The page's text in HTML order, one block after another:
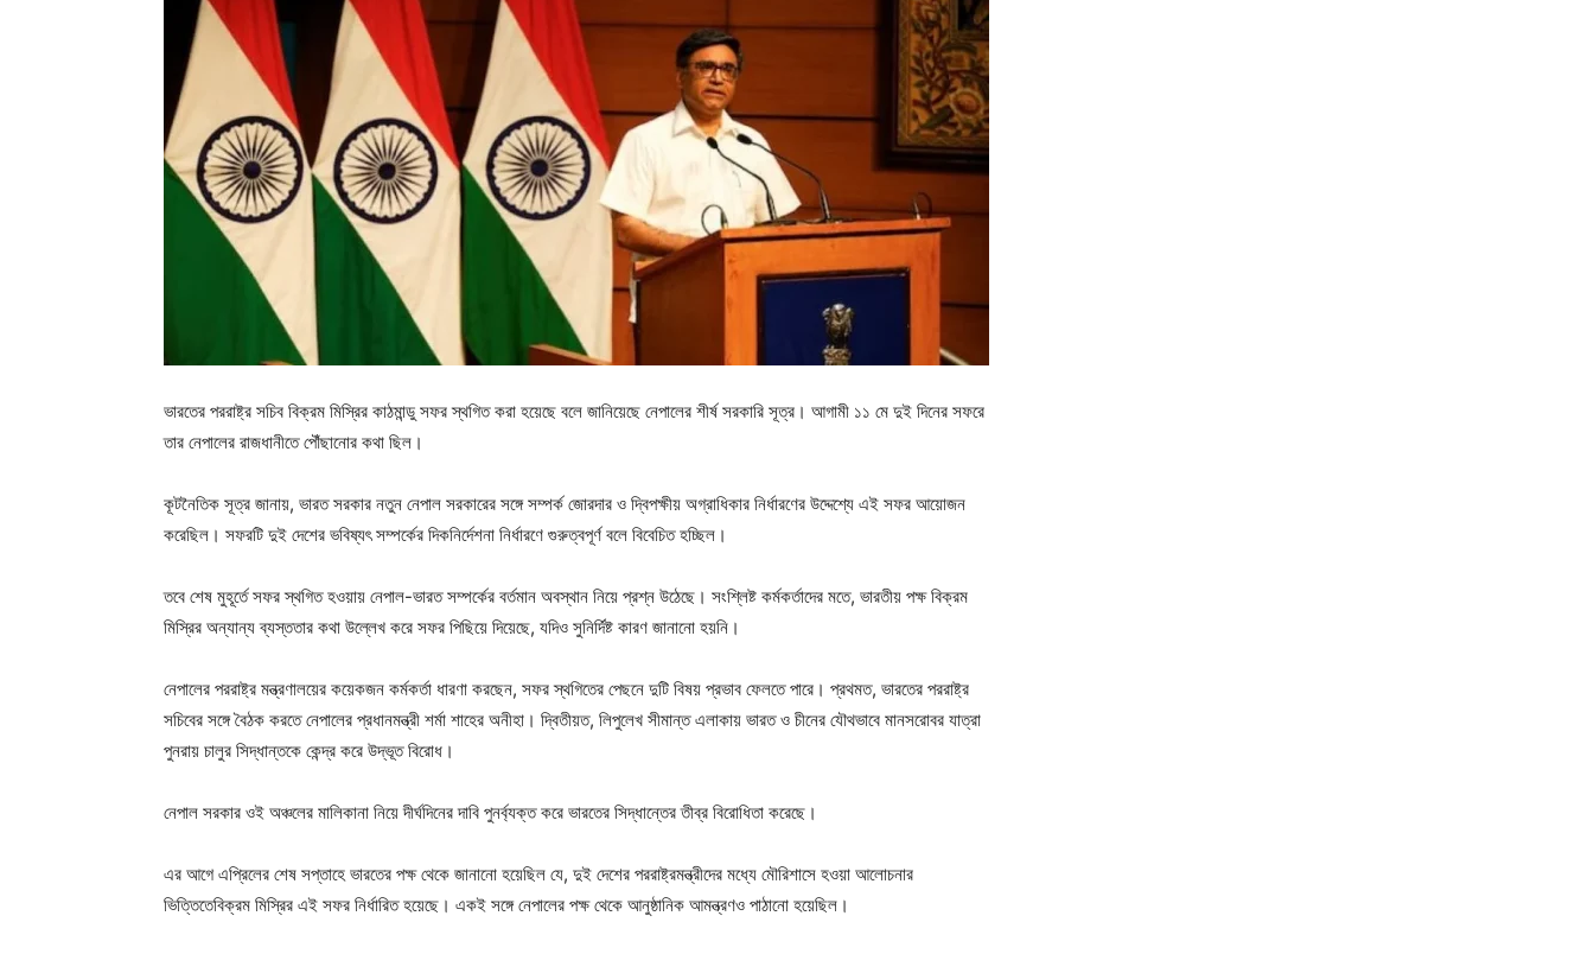
ভারতের পররাষ্ট্র সচিব বিক্রম মিস্রির কাঠমান্ডু সফর স্থগিত করা হয়েছে বলে জানিয়েছে নেপালের শীর্ষ সরকারি সূত্র। আগামী ১১ মে দুই দিনের সফরে
তার নেপালের রাজধানীতে পৌঁছানোর কথা ছিল।
কূটনৈতিক সূত্র জানায়, ভারত সরকার নতুন নেপাল সরকারের সঙ্গে সম্পর্ক জোরদার ও দ্বিপক্ষীয় অগ্রাধিকার নির্ধারণের উদ্দেশ্যে এই সফর আয়োজন
করেছিল। সফরটি দুই দেশের ভবিষ্যৎ সম্পর্কের দিকনির্দেশনা নির্ধারণে গুরুত্বপূর্ণ বলে বিবেচিত হচ্ছিল।
তবে শেষ মুহূর্তে সফর স্থগিত হওয়ায় নেপাল-ভারত সম্পর্কের বর্তমান অবস্থান নিয়ে প্রশ্ন উঠেছে। সংশ্লিষ্ট কর্মকর্তাদের মতে, ভারতীয় পক্ষ বিক্রম
মিস্রির অন্যান্য ব্যস্ততার কথা উল্লেখ করে সফর পিছিয়ে দিয়েছে, যদিও সুনির্দিষ্ট কারণ জানানো হয়নি।
নেপালের পররাষ্ট্র মন্ত্রণালয়ের কয়েকজন কর্মকর্তা ধারণা করছেন, সফর স্থগিতের পেছনে দুটি বিষয় প্রভাব ফেলতে পারে। প্রথমত, ভারতের পররাষ্ট্র
সচিবের সঙ্গে বৈঠক করতে নেপালের প্রধানমন্ত্রী শর্মা শাহের অনীহা। দ্বিতীয়ত, লিপুলেখ সীমান্ত এলাকায় ভারত ও চীনের যৌথভাবে মানসরোবর যাত্রা
পুনরায় চালুর সিদ্ধান্তকে কেন্দ্র করে উদ্ভূত বিরোধ।
নেপাল সরকার ওই অঞ্চলের মালিকানা নিয়ে দীর্ঘদিনের দাবি পুনর্ব্যক্ত করে ভারতের সিদ্ধান্তের তীব্র বিরোধিতা করেছে।
এর আগে এপ্রিলের শেষ সপ্তাহে ভারতের পক্ষ থেকে জানানো হয়েছিল যে, দুই দেশের পররাষ্ট্রমন্ত্রীদের মধ্যে মৌরিশাসে হওয়া আলোচনার
ভিত্তিতেবিক্রম মিস্রির এই সফর নির্ধারিত হয়েছে। একই সঙ্গে নেপালের পক্ষ থেকে আনুষ্ঠানিক আমন্ত্রণও পাঠানো হয়েছিল।